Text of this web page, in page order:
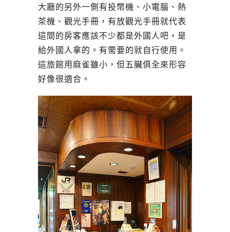
大廳的另外一側有投幣機、小電腦、熱
茶機、觀光手冊，有放觀光手冊就代表
這間的房客應該不少都是外國人吧，是
給外國人拿的。有需要的就自行使用。
這旅館用麻雀雖小，但五臟俱全來形容
好像很適合。